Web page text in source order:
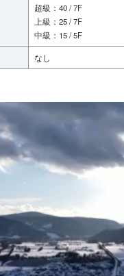
超級：40 / 7F
上級：25 / 7F
中級：15 / 5F
なし